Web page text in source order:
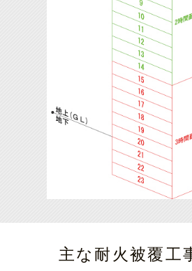
主な耐火被覆工